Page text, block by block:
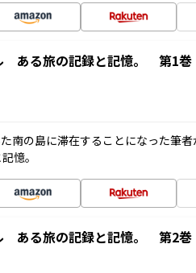
ある旅の記録と記憶。 第1巻
南の島に滞在することになった筆
憶。
ある旅の記録と記憶。 第2巻